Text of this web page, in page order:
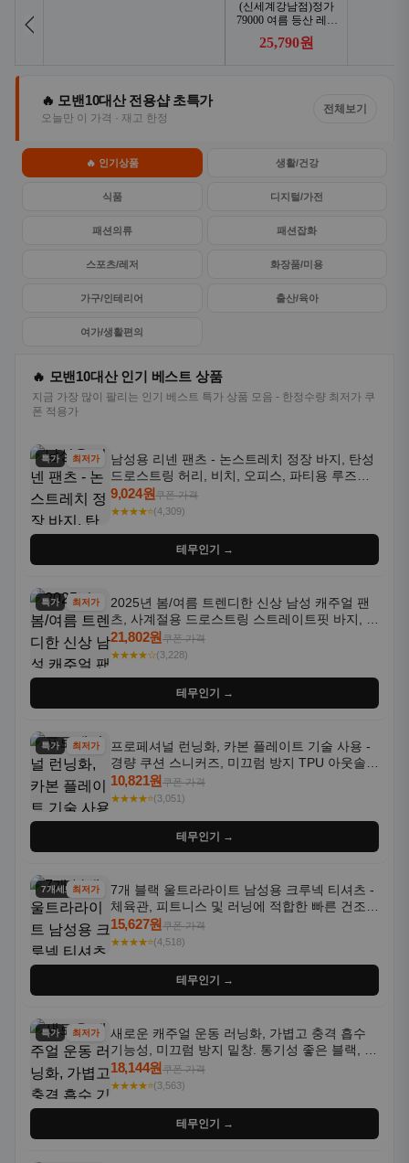
🔥 모밴10대산 전용샵 초특가
오늘만 이 가격 · 재고 한정
전체보기
🔥 인기상품 생활/건강
식품 디지털/가전
패션의류 패션잡화
스포츠/레저 화장품/미용
가구/인테리어 출산/육아
여가/생활편의
🔥 모밴10대산 인기 베스트 상품
지금 가장 많이 팔리는 인기 베스트 특가 상품 모음 - 한정수량 최저가 쿠
폰 적용가
특가 최저가
남성용 리넨 팬츠 - 논스트레치 정장 바지, 탄성
드로스트링 허리, 비치, 오피스, 파티용 루즈핏
트라우저 - 세탁기 사용 가능한 캐주얼 정장 의
상
9,024원쿠폰 가격
★★★★⭐(4,309)
테무인기 →
특가 최저가
2025년 봄/여름 트렌디한 신상 남성 캐주얼 팬
츠, 사계절용 드로스트링 스트레이트핏 바지, 한
국 스타일, 활용도 높은 아웃도어 및 정장용, 발
목 바지
21,802원쿠폰 가격
★★★★☆(3,228)
테무인기 →
특가 최저가
프로페셔널 런닝화, 카본 플레이트 기술 사용 -
경량 쿠션 스니커즈, 미끄럼 방지 TPU 아웃솔,
통기성 화이트-퍼플 그라데이션, 헬스, 트레이
닝 - 남성용, 여성용, 모든 계절에 적합
10,821원쿠폰 가격
★★★★⭐(3,051)
테무인기 →
7개세트최저가
7개 블랙 울트라라이트 남성용 크루넥 티셔츠 -
체육관, 피트니스 및 러닝에 적합한 빠른 건조,
통기성 좋은 수분 흡수 반팔 운동복
15,627원쿠폰 가격
★★★★⭐(4,518)
테무인기 →
특가 최저가
새로운 캐주얼 운동 러닝화, 가볍고 충격 흡수
기능성, 미끄럼 방지 밑창. 통기성 좋은 블랙, 화
이트, 퍼플 그라데이션 색상
18,144원쿠폰 가격
★★★★⭐(3,563)
테무인기 →